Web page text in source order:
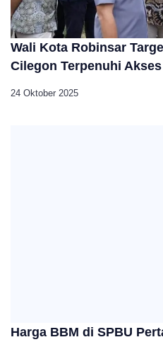
Wali Kota Robinsar
Cilegon Terpenuhi
24 Oktober 2025
Harga BBM di SPBU